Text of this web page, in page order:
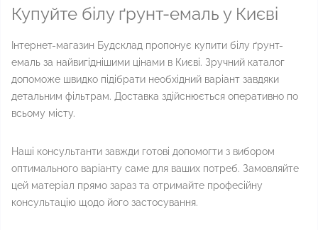
Купуйте білу ґрунт-емаль у Києві
Інтернет-магазин Будсклад пропонує купити білу ґрунт-
емаль за найвигіднішими цінами в Києві. Зручний каталог
допоможе швидко підібрати необхідний варіант завдяки
детальним фільтрам. Доставка здійснюється оперативно по
всьому місту.
Наші консультанти завжди готові допомогти з вибором
оптимального варіанту саме для ваших потреб. Замовляйте
цей матеріал прямо зараз та отримайте професійну
консультацію щодо його застосування.